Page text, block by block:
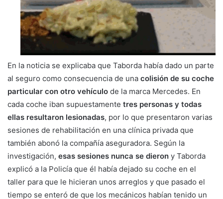
En la noticia se explicaba que Taborda había dado un parte
al seguro como consecuencia de una colisión de su coche
particular con otro vehículo de la marca Mercedes. En
cada coche iban supuestamente tres personas y todas
ellas resultaron lesionadas, por lo que presentaron varias
sesiones de rehabilitación en una clínica privada que
también abonó la compañía aseguradora. Según la
investigación, esas sesiones nunca se dieron y Taborda
explicó a la Policía que él había dejado su coche en el
taller para que le hicieran unos arreglos y que pasado el
tiempo se enteró de que los mecánicos habían tenido un